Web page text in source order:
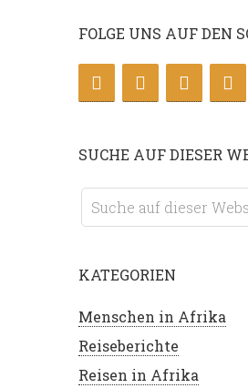
FOLGE UNS AUF DEN
SUCHE AUF DIESER
KATEGORIEN
Menschen in Afrika
Reiseberichte
Reisen in Afrika